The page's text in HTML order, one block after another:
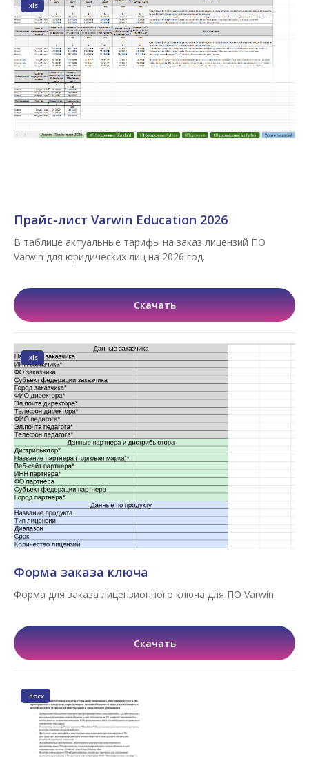
.xls
Прайс-лист Varwin Education 2026
В таблице актуальные тарифы на заказ лицензий ПО
Varwin для юридических лиц на 2026 год.
Скачать
.xls
Форма заказа ключа
Форма для заказа лицензионного ключа для ПО Varwin.
Скачать
.docx